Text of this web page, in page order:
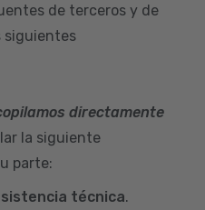
de terceros y de
siguientes
directamente
la siguiente
parte:
técnica.